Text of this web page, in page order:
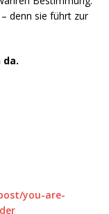
denn sie führt zur
da.
you-are-